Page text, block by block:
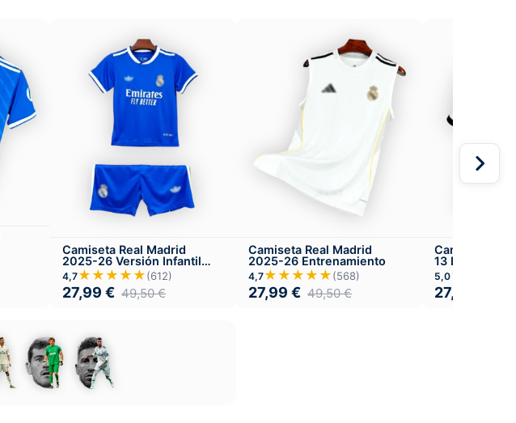
Camiseta Real Madrid
2025-26 Versión Infantil
Tercera
4,7★★★★★(612)
27,99 € 49,50€
Camiseta Real Madrid
2025-26 Entrenamiento
4,7★★★★★(568)
27,99 € 49,50€
Camiseta
13 Local
5,0
27,99